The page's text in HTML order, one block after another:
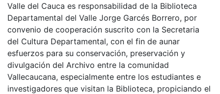
Valle del Cauca es responsabilidad de la Biblioteca
Departamental del Valle Jorge Garcés Borrero, por
convenio de cooperación suscrito con la Secretaria
del Cultura Departamental, con el fin de aunar
esfuerzos para su conservación, preservación y
divulgación del Archivo entre la comunidad
Vallecaucana, especialmente entre los estudiantes e
investigadores que visitan la Biblioteca, propiciando el